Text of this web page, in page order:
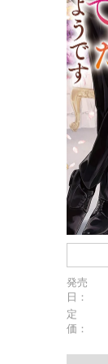
発売
日：
定
価：